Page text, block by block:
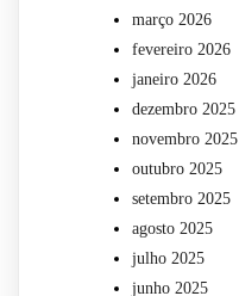
março 2026
fevereiro 2026
janeiro 2026
dezembro 2025
novembro 2025
outubro 2025
setembro 2025
agosto 2025
julho 2025
junho 2025